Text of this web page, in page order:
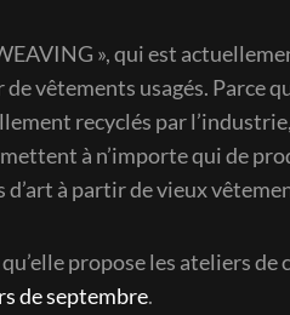
», qui est
vêtements usagés. Parce
recyclés par
à n’importe qui de
à partir de vieux
propose les ateliers
de septembre.